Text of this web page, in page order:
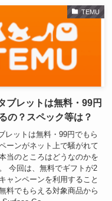
TEMU
ブレットは無料・99円
の？スペック等は？
レットは無料・99円でもら
ーンがネット上で騒がれて
当のところはどうなのかを
今回は、無料でギフトが2
ャンペーンを利用すること
料でもらえる対象商品から